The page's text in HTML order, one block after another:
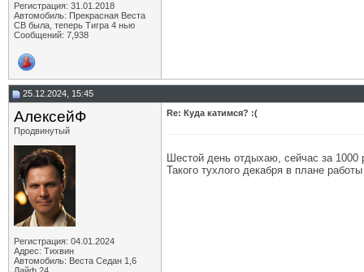
Регистрация: 31.01.2018
Автомобиль: Прекрасная Веста
СВ была, теперь Тигра 4 нью
Сообщений: 7,938
25.12.2024, 15:45
АлексейФ
Продвинутый
Регистрация: 04.01.2024
Адрес: Тихвин
Автомобиль: Веста Седан 1,6
Re: Куда катимся? :(
Шестой день отдыхаю, сейчас за 1000
Такого тухлого декабря в плане